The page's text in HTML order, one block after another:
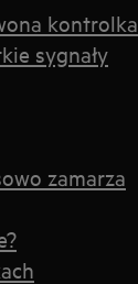
kontrolka
sygnały
zamarza